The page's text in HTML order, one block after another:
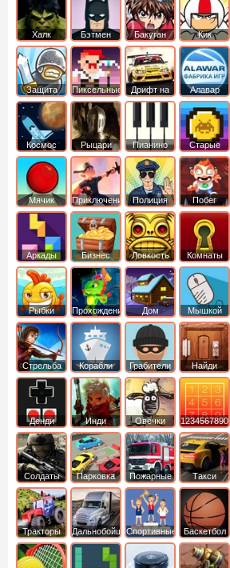
Халк Бэтмен Бакуган
Кик
Бутовский
Защита
королевства
Пиксельные
Дрифт на
машинах
Алавар
Космос Рыцари Пианино Старые
Мячик Приключения Полиция Побег
Аркады
Бизнес
симуляторы
Ловкость Комнаты
Рыбки Прохождение Дом Мышкой
Cтрельба
из лука
Корабли Грабители
Найди
выход
Денди Инди
Овечки
идут домой
1234567890
Солдаты
Парковка
машин
Пожарные
машины
Такси
Тракторы ДальнобойщикиСпортивные Баскетбол